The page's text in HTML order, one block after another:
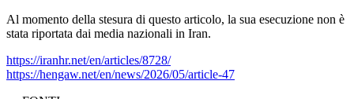
Al momento della stesura di questo articolo, la sua esecuzione non è
stata riportata dai media nazionali in Iran.
https://iranhr.net/en/articles/8728/
https://hengaw.net/en/news/2026/05/article-47